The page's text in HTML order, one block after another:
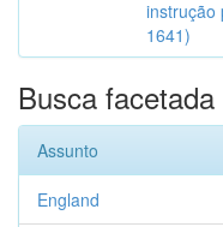
instrução
1641)
Busca facetada
Assunto
England